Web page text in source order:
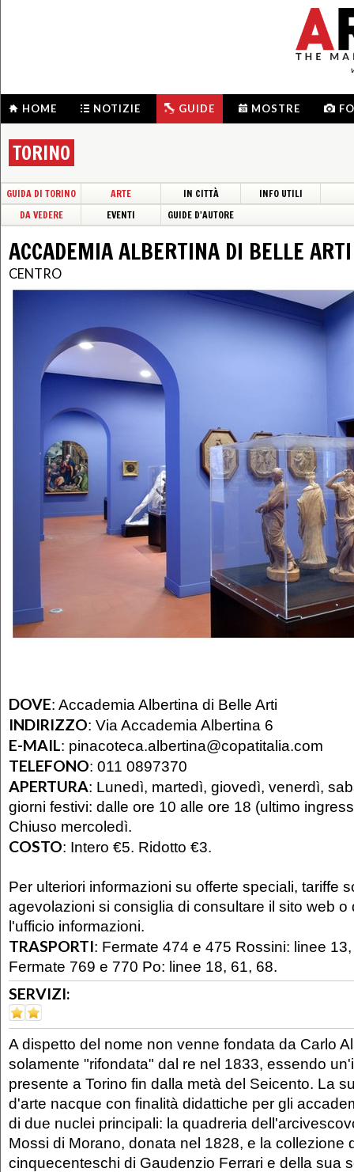
HOME NOTIZIE GUIDE MOSTRE
TORINO
GUIDA DI TORINO ARTE IN CITTÀ
INFO UTILI
DA VEDERE
EVENTI GUIDE D'AUTORE
ACCADEMIA ALBERTINA DI BELLE ARTI
CENTRO
DOVE: Accademia Albertina di Belle Arti
INDIRIZZO: Via Accademia Albertina 6
E-MAIL: pinacoteca.albertina@copatitalia.com
TELEFONO: 011 0897370
APERTURA: Lunedì, martedì, giovedì, venerdì,
giorni festivi: dalle ore 10 alle ore 18 (ultimo
Chiuso mercoledì.
COSTO: Intero €5. Ridotto €3.
Per ulteriori informazioni su offerte speciali, tariffe
agevolazioni si consiglia di consultare il sito web o
l'ufficio informazioni.
TRASPORTI: Fermate 474 e 475 Rossini: linee
Fermate 769 e 770 Po: linee 18, 61, 68.
SERVIZI:
A dispetto del nome non venne fondata da Carlo
solamente "rifondata" dal re nel 1833, essendo
presente a Torino fin dalla metà del Seicento. La
d'arte nacque con finalità didattiche per gli
di due nuclei principali: la quadreria
Mossi di Morano, donata nel 1828, e la collezione
cinquecenteschi di Gaudenzio Ferrari e della sua